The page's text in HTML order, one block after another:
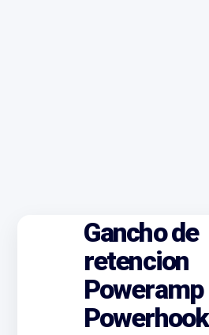
Gancho de
retencion
Poweramp
Powerhook